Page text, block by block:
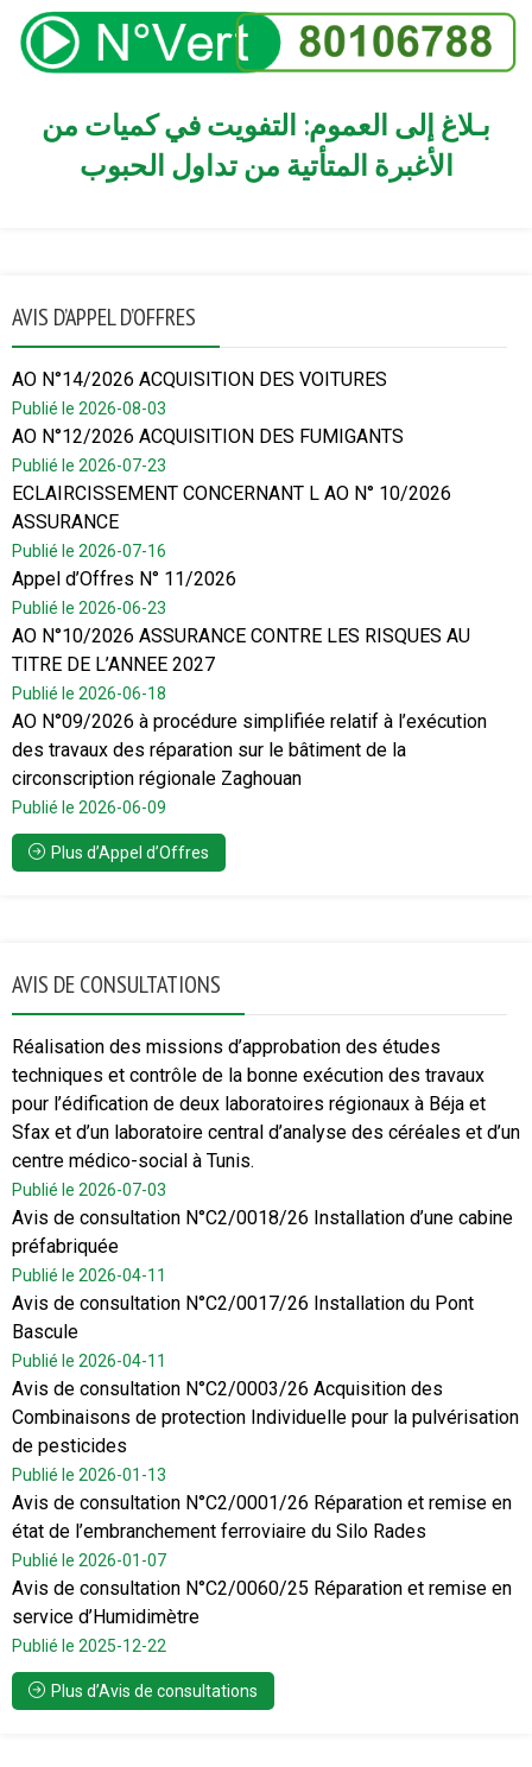
بـلاغ إلى العموم: التفويت في كميات من
الأغبرة المتأتية من تداول الحبوب
AVIS D’APPEL D’OFFRES
AO N°14/2026 ACQUISITION DES VOITURES
Publié le 2026-08-03
AO N°12/2026 ACQUISITION DES FUMIGANTS
Publié le 2026-07-23
ECLAIRCISSEMENT CONCERNANT L AO N° 10/2026
ASSURANCE
Publié le 2026-07-16
Appel d’Offres N° 11/2026
Publié le 2026-06-23
AO N°10/2026 ASSURANCE CONTRE LES RISQUES AU
TITRE DE L’ANNEE 2027
Publié le 2026-06-18
AO N°09/2026 à procédure simplifiée relatif à l’exécution
des travaux des réparation sur le bâtiment de la
circonscription régionale Zaghouan
Publié le 2026-06-09
Plus d’Appel d’Offres
AVIS DE CONSULTATIONS
Réalisation des missions d’approbation des études
techniques et contrôle de la bonne exécution des travaux
pour l’édification de deux laboratoires régionaux à Béja et
Sfax et d’un laboratoire central d’analyse des céréales et d’un
centre médico-social à Tunis.
Publié le 2026-07-03
Avis de consultation N°C2/0018/26 Installation d’une cabine
préfabriquée
Publié le 2026-04-11
Avis de consultation N°C2/0017/26 Installation du Pont
Bascule
Publié le 2026-04-11
Avis de consultation N°C2/0003/26 Acquisition des
Combinaisons de protection Individuelle pour la pulvérisation
de pesticides
Publié le 2026-01-13
Avis de consultation N°C2/0001/26 Réparation et remise en
état de l’embranchement ferroviaire du Silo Rades
Publié le 2026-01-07
Avis de consultation N°C2/0060/25 Réparation et remise en
service d’Humidimètre
Publié le 2025-12-22
Plus d’Avis de consultations